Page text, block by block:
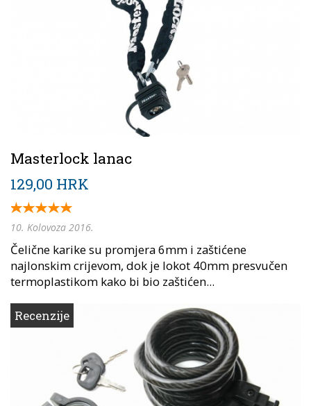
Masterlock lanac
129,00 HRK
10. Kolovoza 2016.
Čelične karike su promjera 6mm i zaštićene
najlonskim crijevom, dok je lokot 40mm presvučen
termoplastikom kako bi bio zaštićen...
Recenzije